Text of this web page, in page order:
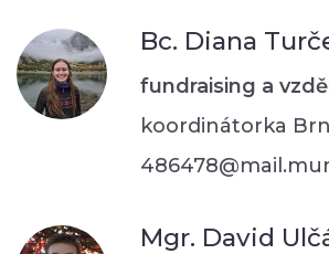
Bc. Diana
fundraising a
koordinátorka
Mgr. David